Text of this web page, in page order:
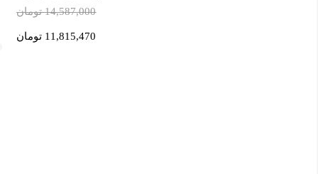
14,587,000 تومان
11,815,470 تومان